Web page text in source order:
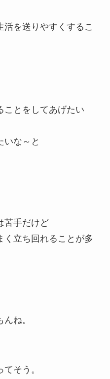
を送りやすくするこ
ことをしてあげたい
いな～と
苦手だけど
く立ち回れることが多
ね。
そう。